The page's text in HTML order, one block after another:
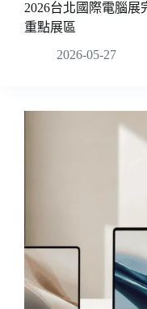
2026台北國際電腦
重點展區
2026-05-27